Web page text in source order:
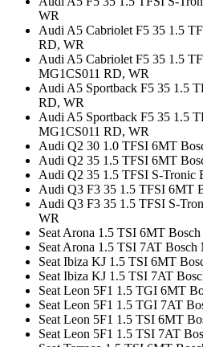
WR
Audi A5 Cabriolet F5 35 1.5
RD, WR
Audi A5 Cabriolet F5 35 1.5
MG1CS011 RD, WR
Audi A5 Sportback F5 35 1.5
RD, WR
Audi A5 Sportback F5 35 1.5
MG1CS011 RD, WR
Audi Q2 30 1.0 TFSI 6MT
Audi Q2 35 1.5 TFSI 6MT
Audi Q2 35 1.5 TFSI S-Tronic
Audi Q3 F3 35 1.5 TFSI 6MT
Audi Q3 F3 35 1.5 TFSI S-
WR
Seat Arona 1.5 TSI 6MT
Seat Arona 1.5 TSI 7AT
Seat Ibiza KJ 1.5 TSI 6MT
Seat Ibiza KJ 1.5 TSI 7AT
Seat Leon 5F1 1.5 TGI 6MT
Seat Leon 5F1 1.5 TGI 7AT
Seat Leon 5F1 1.5 TSI 6MT
Seat Leon 5F1 1.5 TSI 7AT